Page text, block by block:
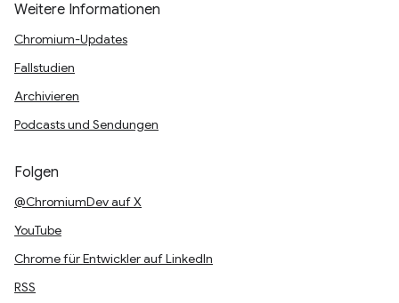
Weitere Informationen
Chromium-Updates
Fallstudien
Archivieren
Podcasts und Sendungen
Folgen
@ChromiumDev auf X
YouTube
Chrome für Entwickler auf LinkedIn
RSS